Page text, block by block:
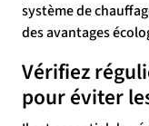
système de
des avantages
Vérifiez
pour éviter